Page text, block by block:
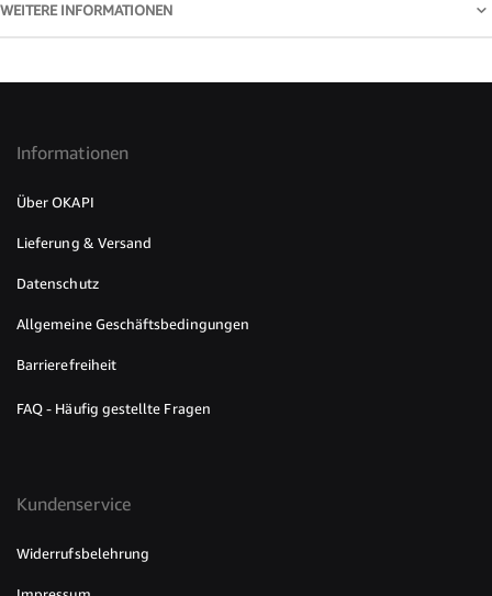
WEITERE INFORMATIONEN
Informationen
Über OKAPI
Lieferung & Versand
Datenschutz
Allgemeine Geschäftsbedingungen
Barrierefreiheit
FAQ - Häufig gestellte Fragen
Kundenservice
Widerrufsbelehrung